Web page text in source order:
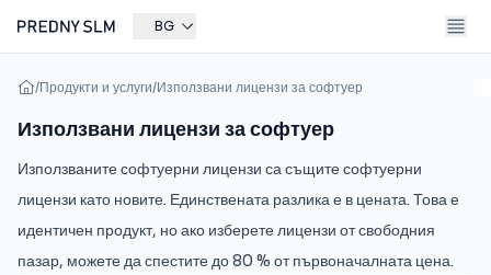
BG
/Продукти и услуги/Използвани лицензи за софтуер
Използвани лицензи за софтуер
Използваните софтуерни лицензи са същите софтуерни
лицензи като новите. Единствената разлика е в цената. Това е
идентичен продукт, но ако изберете лицензи от свободния
пазар, можете да спестите до 80 % от първоначалната цена.